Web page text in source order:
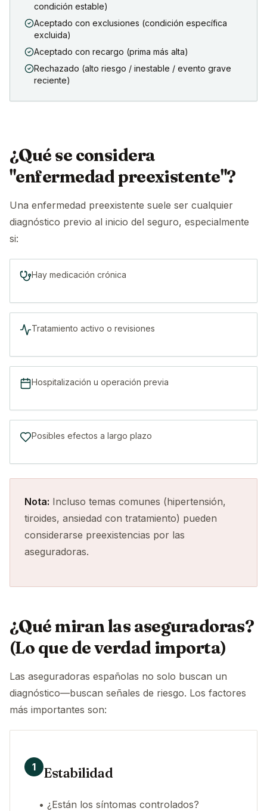
condición estable)
Aceptado con exclusiones (condición específica
excluida)
Aceptado con recargo (prima más alta)
Rechazado (alto riesgo / inestable / evento grave
reciente)
¿Qué se considera
"enfermedad preexistente"?
Una enfermedad preexistente suele ser cualquier
diagnóstico previo al inicio del seguro, especialmente
si:
Hay medicación crónica
Tratamiento activo o revisiones
Hospitalización u operación previa
Posibles efectos a largo plazo
Nota: Incluso temas comunes (hipertensión,
tiroides, ansiedad con tratamiento) pueden
considerarse preexistencias por las
aseguradoras.
¿Qué miran las aseguradoras?
(Lo que de verdad importa)
Las aseguradoras españolas no solo buscan un
diagnóstico—buscan señales de riesgo. Los factores
más importantes son:
1 Estabilidad
• ¿Están los síntomas controlados?